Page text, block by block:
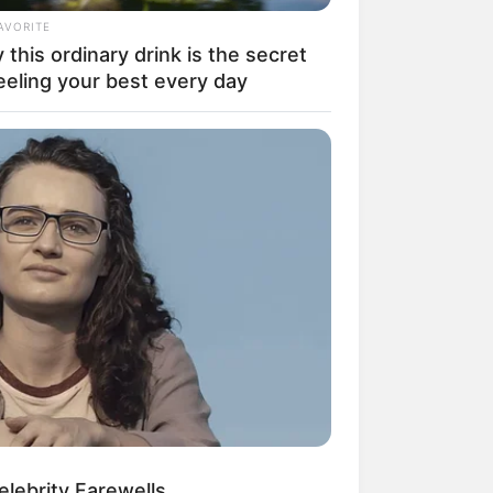
this ordinary drink is the secret
your best every day